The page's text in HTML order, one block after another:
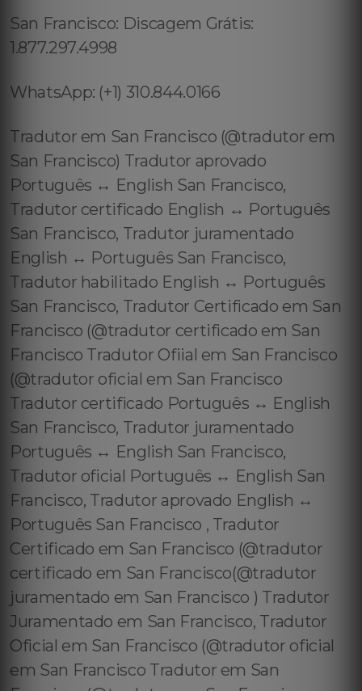
San Francisco: Discagem Grátis:
1.877.297.4998
WhatsApp: (+1) 310.844.0166
Tradutor em San Francisco (@tradutor em
San Francisco) Tradutor aprovado
Português ↔️ English San Francisco,
Tradutor certificado English ↔️ Português
San Francisco, Tradutor juramentado
English ↔️ Português San Francisco,
Tradutor habilitado English ↔️ Português
San Francisco, Tradutor Certificado em San
Francisco (@tradutor certificado em San
Francisco Tradutor Ofiial em San Francisco
(@tradutor oficial em San Francisco
Tradutor certificado Português ↔️ English
San Francisco, Tradutor juramentado
Português ↔️ English San Francisco,
Tradutor oficial Português ↔️ English San
Francisco, Tradutor aprovado English ↔️
Português San Francisco , Tradutor
Certificado em San Francisco (@tradutor
certificado em San Francisco(@tradutor
juramentado em San Francisco ) Tradutor
Juramentado em San Francisco, Tradutor
Oficial em San Francisco (@tradutor oficial
em San Francisco Tradutor em San